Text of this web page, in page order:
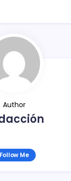
Author
Follow Me